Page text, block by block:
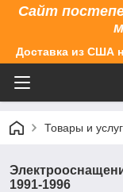
Сайт
Доставка из США
Товары и
1991-1996